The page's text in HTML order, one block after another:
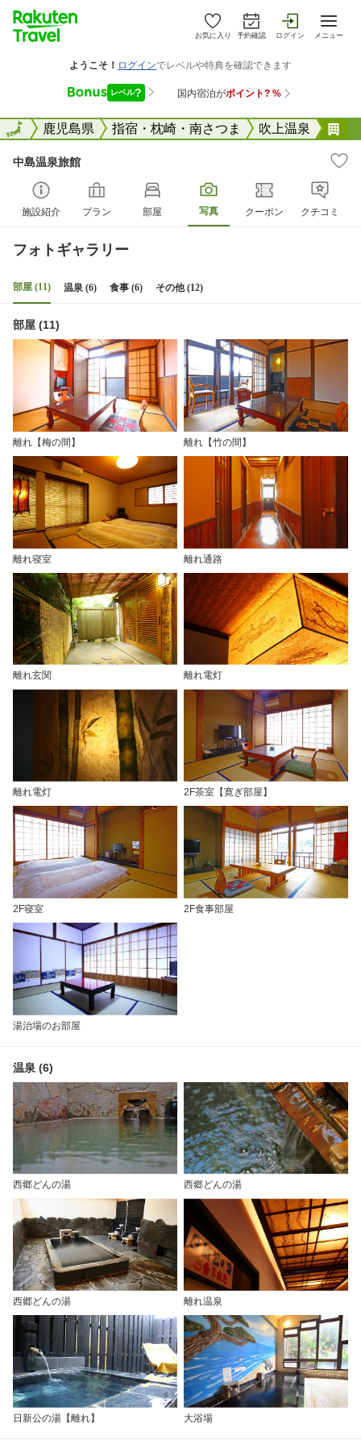
お気に入り 予約確認 ログイン メニュー
全国鹿児島県 指宿・枕崎・南さつま 吹上温泉
全国
中島温泉旅館
施設紹介 プラン 部屋 写真 クーポン クチコミ
フォトギャラリー
部屋 (11) 温泉 (6) 食事 (6) その他 (12)
部屋 (11)
離れ【梅の間】 離れ【竹の間】
離れ寝室 離れ通路
離れ玄関 離れ電灯
離れ電灯 2F茶室【寛ぎ部屋】
2F寝室 2F食事部屋
湯治場のお部屋
温泉 (6)
西郷どんの湯 西郷どんの湯
西郷どんの湯 離れ温泉
日新公の湯【離れ】 大浴場